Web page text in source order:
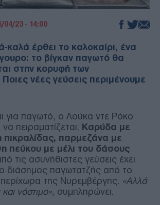
04/23 - 14:00
καλά έρθει το καλοκαίρι, ένα
το βίγκαν παγωτό θα
στην κορυφή των
νέες γεύσεις περιμένουμε
για παγωτό, ο Λούκα ντε Ρόκο
πειραματίζεται. Καρύδα με
παρμεζάνα με
πεύκου με μέλι του δάσους
τις ασυνήθιστες γεύσεις έχει
διάσημος παγωτατζής από το
της Νυρεμβέργης. «Αλλά
νόστιμο», συμπληρώνει.